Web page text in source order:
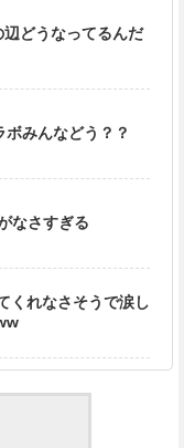
辺どうなってるんだ
ボみんなどう？？
なさすぎる
くれなさそうで涙し